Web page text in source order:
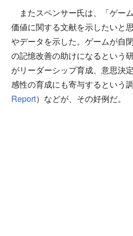
またスペンサー氏は、「ゲー
価値に関する文献を示したいと
やデータを示した。ゲームが自
の記憶改善の助けになるという
がリーダーシップ育成、意思決
感性の育成にも寄与するという
Report）などが、その好例だ。